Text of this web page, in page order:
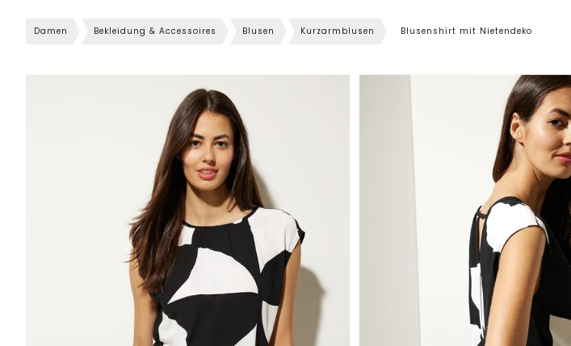
Damen Bekleidung & Accessoires Blusen Kurzarmblusen Blusenshirt mit Nietendeko